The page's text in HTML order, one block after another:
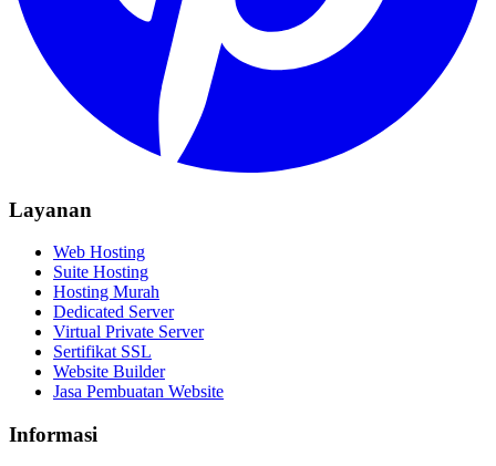
Layanan
Web Hosting
Suite Hosting
Hosting Murah
Dedicated Server
Virtual Private Server
Sertifikat SSL
Website Builder
Jasa Pembuatan Website
Informasi